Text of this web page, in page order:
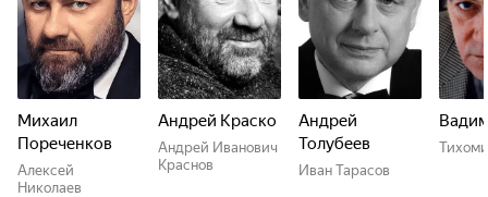
Михаил
Пореченков
Алексей
Николаев
Андрей Краско
Андрей Иванович
Краснов
Андрей
Толубеев
Иван Тарасов